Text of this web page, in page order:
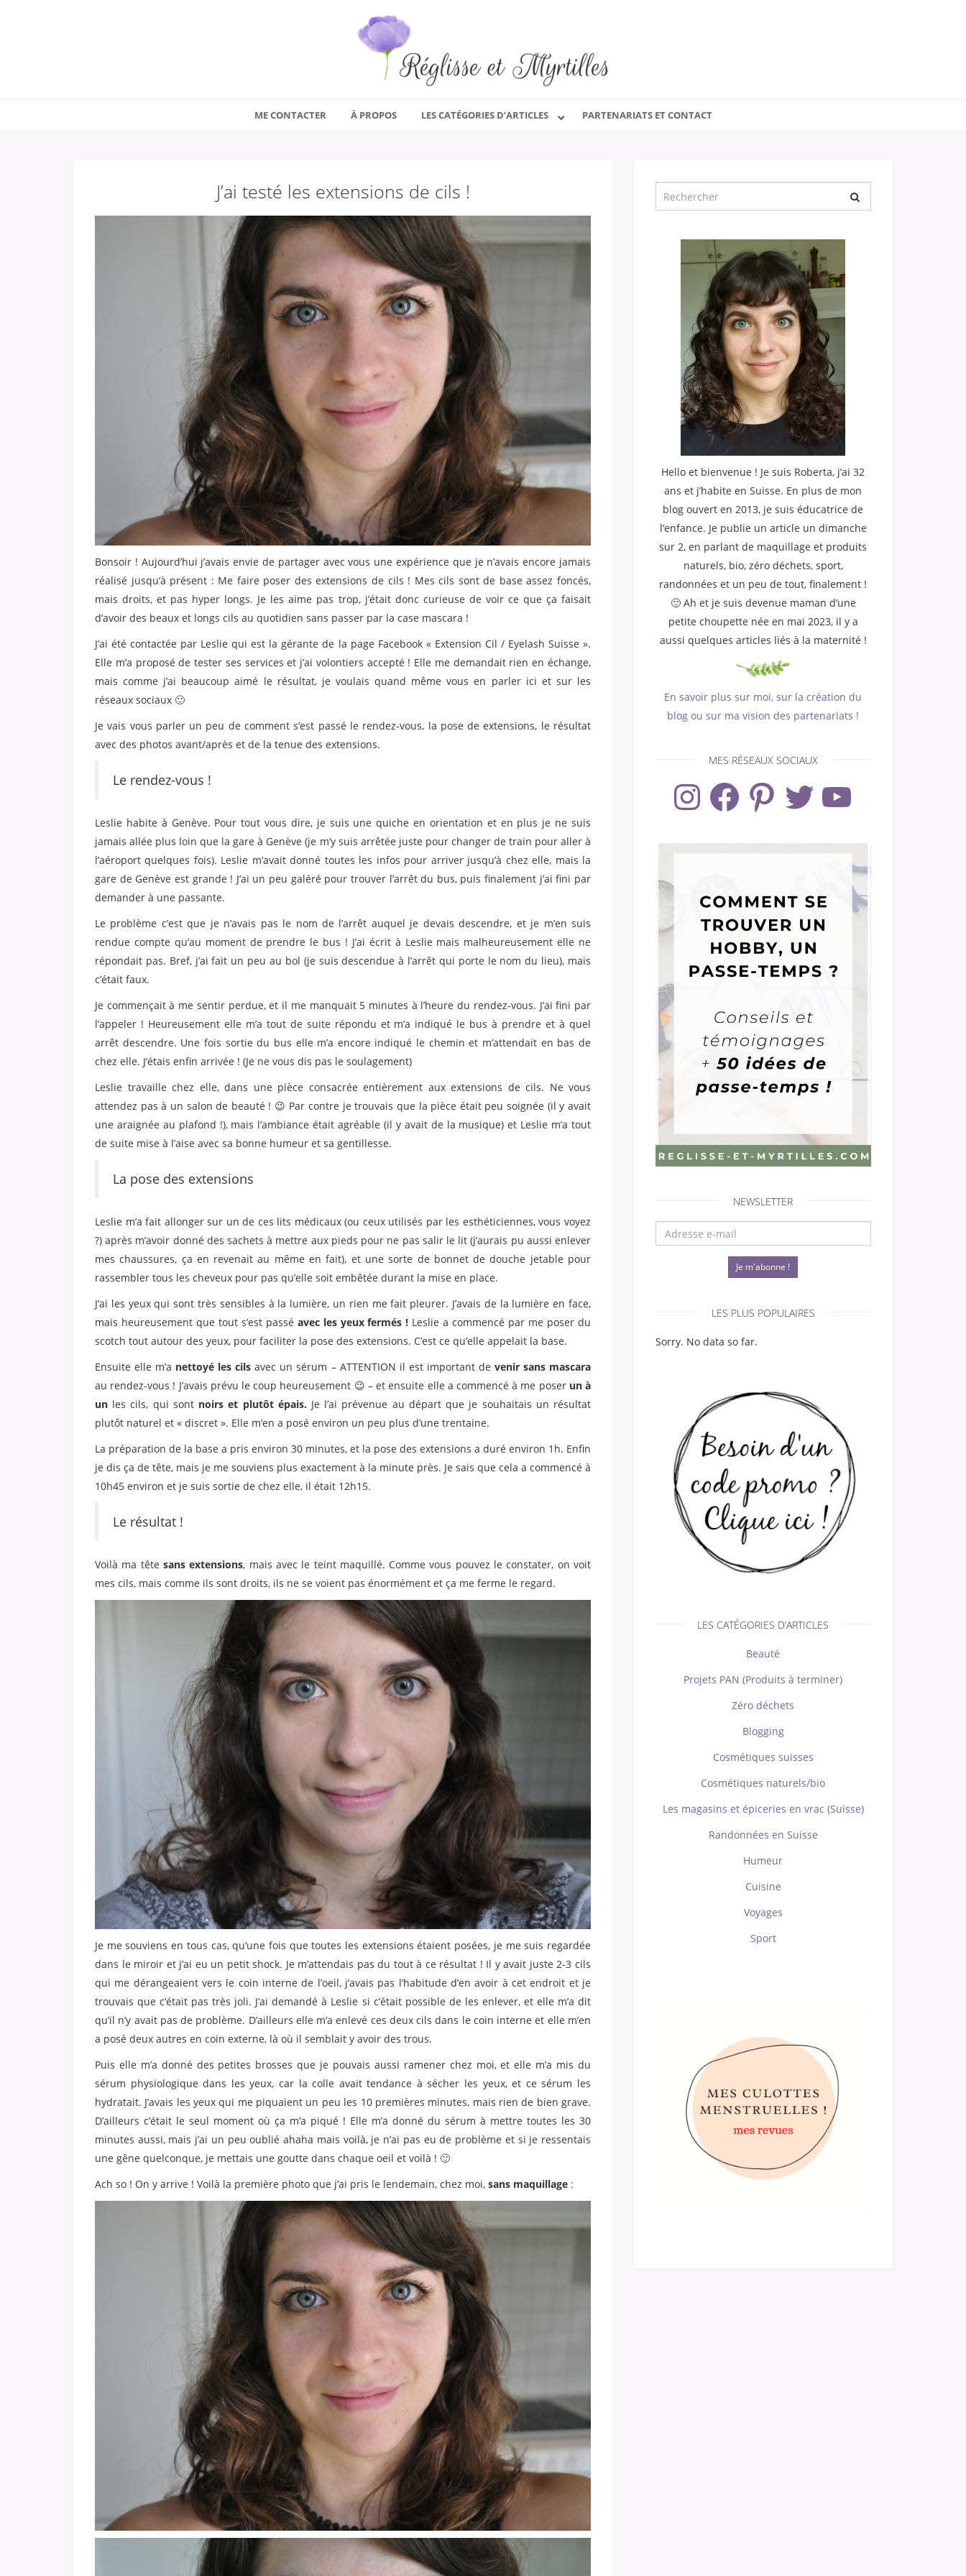
ME CONTACTER À PROPOS LES CATÉGORIES D’ARTICLES PARTENARIATS ET CONTACT
J’ai testé les extensions de cils !
Bonsoir ! Aujourd’hui j’avais envie de partager avec vous une expérience que je n’avais encore jamais
réalisé jusqu’à présent : Me faire poser des extensions de cils ! Mes cils sont de base assez foncés,
mais droits, et pas hyper longs. Je les aime pas trop, j’était donc curieuse de voir ce que ça faisait
d’avoir des beaux et longs cils au quotidien sans passer par la case mascara !
J’ai été contactée par Leslie qui est la gérante de la page Facebook « Extension Cil / Eyelash Suisse ».
Elle m’a proposé de tester ses services et j’ai volontiers accepté ! Elle me demandait rien en échange,
mais comme j’ai beaucoup aimé le résultat, je voulais quand même vous en parler ici et sur les
réseaux sociaux 🙂
Je vais vous parler un peu de comment s’est passé le rendez-vous, la pose de extensions, le résultat
avec des photos avant/après et de la tenue des extensions.
Le rendez-vous !
Leslie habite à Genève. Pour tout vous dire, je suis une quiche en orientation et en plus je ne suis
jamais allée plus loin que la gare à Genève (je m’y suis arrêtée juste pour changer de train pour aller à
l’aéroport quelques fois). Leslie m’avait donné toutes les infos pour arriver jusqu’à chez elle, mais la
gare de Genève est grande ! J’ai un peu galéré pour trouver l’arrêt du bus, puis finalement j’ai fini par
demander à une passante.
Le problème c’est que je n’avais pas le nom de l’arrêt auquel je devais descendre, et je m’en suis
rendue compte qu’au moment de prendre le bus ! J’ai écrit à Leslie mais malheureusement elle ne
répondait pas. Bref, j’ai fait un peu au bol (je suis descendue à l’arrêt qui porte le nom du lieu), mais
c’était faux.
Je commençait à me sentir perdue, et il me manquait 5 minutes à l’heure du rendez-vous. J’ai fini par
l’appeler ! Heureusement elle m’a tout de suite répondu et m’a indiqué le bus à prendre et à quel
arrêt descendre. Une fois sortie du bus elle m’a encore indiqué le chemin et m’attendait en bas de
chez elle. J’étais enfin arrivée ! (Je ne vous dis pas le soulagement)
Leslie travaille chez elle, dans une pièce consacrée entièrement aux extensions de cils. Ne vous
attendez pas à un salon de beauté ! 😉 Par contre je trouvais que la pièce était peu soignée (il y avait
une araignée au plafond !), mais l’ambiance était agréable (il y avait de la musique) et Leslie m’a tout
de suite mise à l’aise avec sa bonne humeur et sa gentillesse.
La pose des extensions
Leslie m’a fait allonger sur un de ces lits médicaux (ou ceux utilisés par les esthéticiennes, vous voyez
?) après m’avoir donné des sachets à mettre aux pieds pour ne pas salir le lit (j’aurais pu aussi enlever
mes chaussures, ça en revenait au même en fait), et une sorte de bonnet de douche jetable pour
rassembler tous les cheveux pour pas qu’elle soit embêtée durant la mise en place.
J’ai les yeux qui sont très sensibles à la lumière, un rien me fait pleurer. J’avais de la lumière en face,
mais heureusement que tout s’est passé avec les yeux fermés ! Leslie a commencé par me poser du
scotch tout autour des yeux, pour faciliter la pose des extensions. C’est ce qu’elle appelait la base.
Ensuite elle m’a nettoyé les cils avec un sérum – ATTENTION il est important de venir sans mascara
au rendez-vous ! J’avais prévu le coup heureusement 😉 – et ensuite elle a commencé à me poser un à
un les cils, qui sont noirs et plutôt épais. Je l’ai prévenue au départ que je souhaitais un résultat
plutôt naturel et « discret ». Elle m’en a posé environ un peu plus d’une trentaine.
La préparation de la base a pris environ 30 minutes, et la pose des extensions a duré environ 1h. Enfin
je dis ça de tête, mais je me souviens plus exactement à la minute près. Je sais que cela a commencé à
10h45 environ et je suis sortie de chez elle, il était 12h15.
Le résultat !
Voilà ma tête sans extensions, mais avec le teint maquillé. Comme vous pouvez le constater, on voit
mes cils, mais comme ils sont droits, ils ne se voient pas énormément et ça me ferme le regard.
Je me souviens en tous cas, qu’une fois que toutes les extensions étaient posées, je me suis regardée
dans le miroir et j’ai eu un petit shock. Je m’attendais pas du tout à ce résultat ! Il y avait juste 2-3 cils
qui me dérangeaient vers le coin interne de l’oeil, j’avais pas l’habitude d’en avoir à cet endroit et je
trouvais que c’était pas très joli. J’ai demandé à Leslie si c’était possible de les enlever, et elle m’a dit
qu’il n’y avait pas de problème. D’ailleurs elle m’a enlevé ces deux cils dans le coin interne et elle m’en
a posé deux autres en coin externe, là où il semblait y avoir des trous.
Puis elle m’a donné des petites brosses que je pouvais aussi ramener chez moi, et elle m’a mis du
sérum physiologique dans les yeux, car la colle avait tendance à sécher les yeux, et ce sérum les
hydratait. J’avais les yeux qui me piquaient un peu les 10 premières minutes, mais rien de bien grave.
D’ailleurs c’était le seul moment où ça m’a piqué ! Elle m’a donné du sérum à mettre toutes les 30
minutes aussi, mais j’ai un peu oublié ahaha mais voilà, je n’ai pas eu de problème et si je ressentais
une gêne quelconque, je mettais une goutte dans chaque oeil et voilà ! 🙂
Ach so ! On y arrive ! Voilà la première photo que j’ai pris le lendemain, chez moi, sans maquillage :
pour
:
Hello et bienvenue ! Je suis Roberta, j’ai 32
ans et j’habite en Suisse. En plus de mon
blog ouvert en 2013, je suis éducatrice de
l’enfance. Je publie un article un dimanche
sur 2, en parlant de maquillage et produits
naturels, bio, zéro déchets, sport,
randonnées et un peu de tout, finalement !
🙂 Ah et je suis devenue maman d’une
petite choupette née en mai 2023, il y a
aussi quelques articles liés à la maternité !
En savoir plus sur moi, sur la création du
blog ou sur ma vision des partenariats !
MES RÉSEAUX SOCIAUX
InstagramFacebook PinterestTwitter YouTube
NEWSLETTER
Je m'abonne !
LES PLUS POPULAIRES
Sorry. No data so far.
LES CATÉGORIES D’ARTICLES
Beauté
Projets PAN (Produits à terminer)
Zéro déchets
Blogging
Cosmétiques suisses
Cosmétiques naturels/bio
Les magasins et épiceries en vrac (Suisse)
Randonnées en Suisse
Humeur
Cuisine
Voyages
Sport